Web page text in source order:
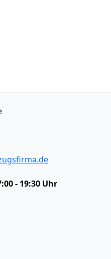
- 19:30 Uhr